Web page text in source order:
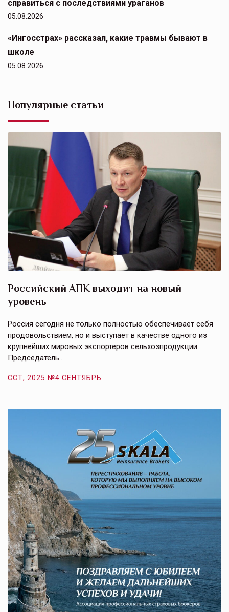
справиться с последствиями ураганов
05.08.2026
«Ингосстрах» рассказал, какие травмы бывают в
школе
05.08.2026
Популярные статьи
Российский АПК выходит на новый
уровень
Россия сегодня не только полностью обеспечивает себя
продовольствием, но и выступает в качестве одного из
крупнейших мировых экспортеров сельхозпродукции.
Председатель…
ССТ, 2025 №4 СЕНТЯБРЬ